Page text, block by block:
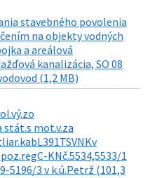
stavebného povolenia
na objekty vodných
a areálová
kanalizácia, SO 08
(1,2 MB)
stát.s mot.v.za
KNč.5534,5533/1
5196/3 v k.ú.Petrž (101,3